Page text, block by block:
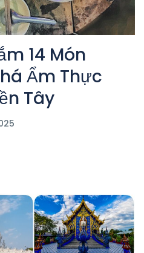
14 Món
Ẩm Thực
Tây